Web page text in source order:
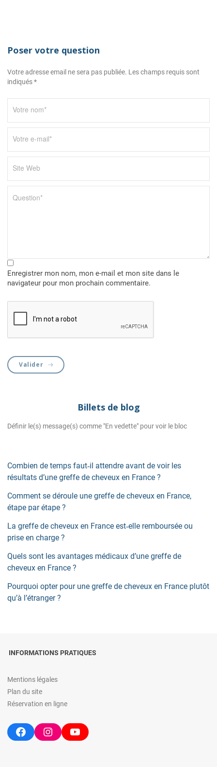
n
d
e
l
a
t
c
Poser votre question
Votre adresse email ne sera pas publiée. Les champs requis sont
indiqués *
Enregistrer mon nom, mon e-mail et mon site dans le
navigateur pour mon prochain commentaire.
Valider
Billets de blog
Définir le(s) message(s) comme "En vedette" pour voir le bloc
Combien de temps faut‑il attendre avant de voir les
résultats d’une greffe de cheveux en France ?
Comment se déroule une greffe de cheveux en France,
étape par étape ?
La greffe de cheveux en France est‑elle remboursée ou
prise en charge ?
Quels sont les avantages médicaux d’une greffe de
cheveux en France ?
Pourquoi opter pour une greffe de cheveux en France plutôt
qu’à l’étranger ?
INFORMATIONS PRATIQUES
Mentions légales
Plan du site
Réservation en ligne
Facebook Instagram YouTube